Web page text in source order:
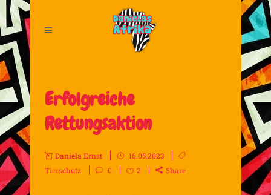
Erfolgreiche
Rettungsaktion
Daniela Ernst
16.05.2023
Tierschutz
0 2 Share